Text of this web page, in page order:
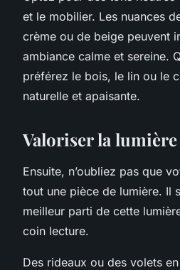
et le mobilier. Les nuances
crème ou de beige peuvent
ambiance calme et sereine.
préférez le bois, le lin ou le
naturelle et apaisante.
Valoriser la
Ensuite, n’oubliez pas que
tout une pièce de lumière. Il
meilleur parti de cette
coin lecture.
Des rideaux ou des volets